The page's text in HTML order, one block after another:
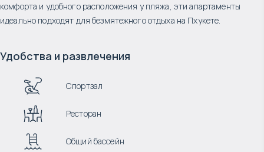
комфорта и удобного расположения у пляжа, эти апартаменты
идеально подходят для безмятежного отдыха на Пхукете.
Удобства и развлечения
Спортзал
Ресторан
Общий бассейн